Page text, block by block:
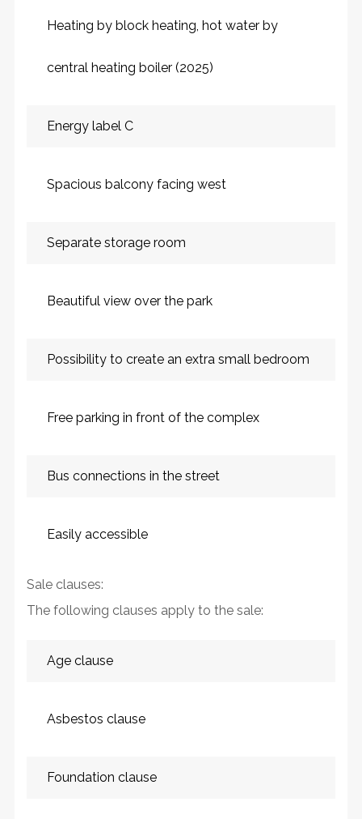
Heating by block heating, hot water by
central heating boiler (2025)
Energy label C
Spacious balcony facing west
Separate storage room
Beautiful view over the park
Possibility to create an extra small bedroom
Free parking in front of the complex
Bus connections in the street
Easily accessible
Sale clauses:
The following clauses apply to the sale:
Age clause
Asbestos clause
Foundation clause